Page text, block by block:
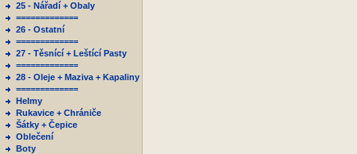
25 - Nářadí + Obaly
=============
26 - Ostatní
=============
27 - Těsnící + Leštící Pasty
=============
28 - Oleje + Maziva + Kapaliny
=============
Helmy
Rukavice + Chrániče
Šátky + Čepice
Oblečení
Boty